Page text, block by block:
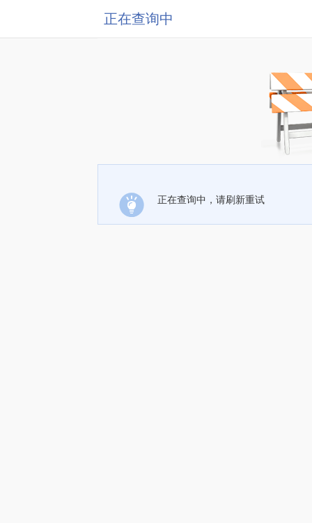
正在查询中
正在查询中，请刷新重试